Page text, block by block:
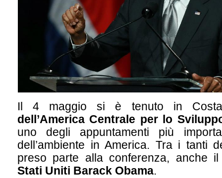
Il 4 maggio si è tenuto in
dell’America Centrale per lo
uno degli appuntamenti più
dell’ambiente in America. Tra i tanti
preso parte alla conferenza, anche
Stati Uniti Barack Obama.